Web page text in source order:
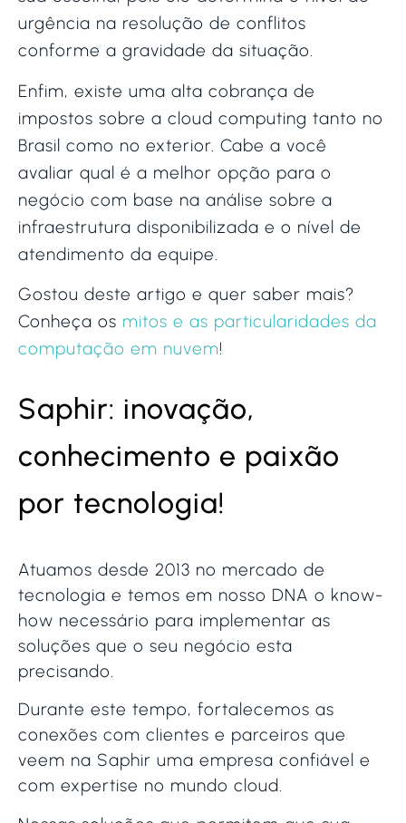
urgência na resolução de conflitos
conforme a gravidade da situação.
Enfim, existe uma alta cobrança de
impostos sobre a cloud computing tanto no
Brasil como no exterior. Cabe a você
avaliar qual é a melhor opção para o
negócio com base na análise sobre a
infraestrutura disponibilizada e o nível de
atendimento da equipe.
Gostou deste artigo e quer saber mais?
Conheça os mitos e as particularidades da
computação em nuvem!
Saphir: inovação,
conhecimento e paixão
por tecnologia!
Atuamos desde 2013 no mercado de
tecnologia e temos em nosso DNA o know-
how necessário para implementar as
soluções que o seu negócio esta
precisando.
Durante este tempo, fortalecemos as
conexões com clientes e parceiros que
veem na Saphir uma empresa confiável e
com expertise no mundo cloud.